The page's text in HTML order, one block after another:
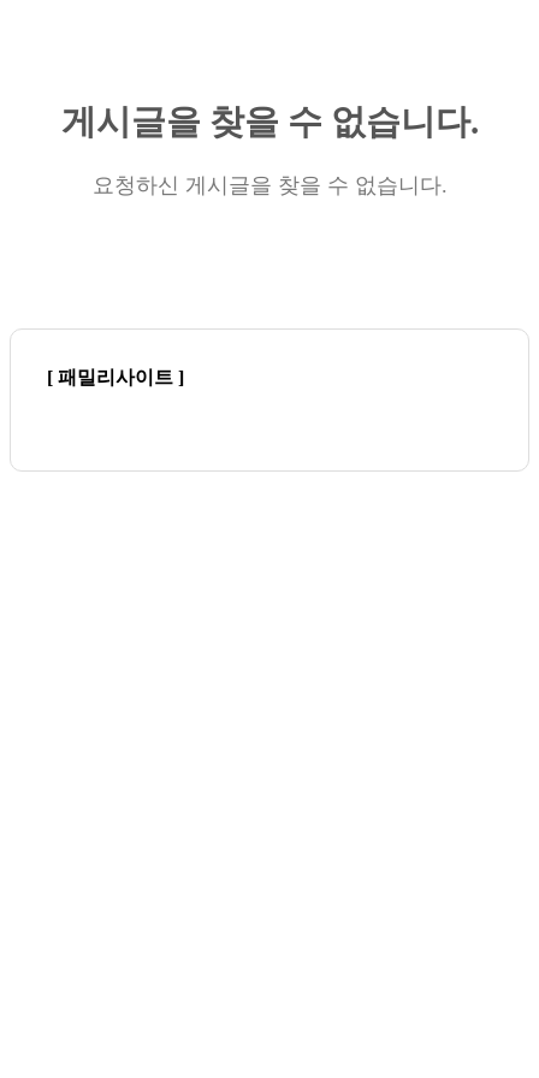
게시글을 찾을 수 없습니다.
요청하신 게시글을 찾을 수 없습니다.
[ 패밀리사이트 ]